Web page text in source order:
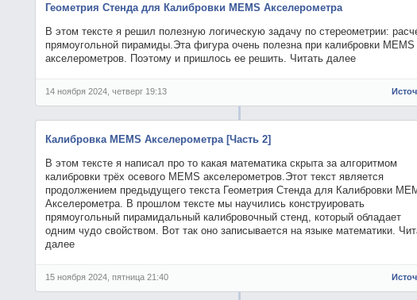
Геометрия Стенда для Калибровки MEMS Акселерометра
В этом тексте я решил полезную логическую задачу по стереометрии:
прямоугольной пирамиды.Эта фигура очень полезна при калибровки MEMS
акселерометров. Поэтому и пришлось ее решить. Читать далее
14 ноября 2024, четверг 19:13
Калибровка MEMS Акселерометра [Часть 2]
В этом тексте я написал про то какая математика скрыта за алгоритмом
калибровки трёх осевого MEMS акселерометров.Этот текст является
продолжением предыдущего текста Геометрия Стенда для Калибровки
Акселерометра. В прошлом тексте мы научились конструировать
прямоугольный пирамидальный калибровочный стенд, который обладает
одним чудо свойством. Вот так оно записывается на языке математики.
далее
15 ноября 2024, пятница 21:40